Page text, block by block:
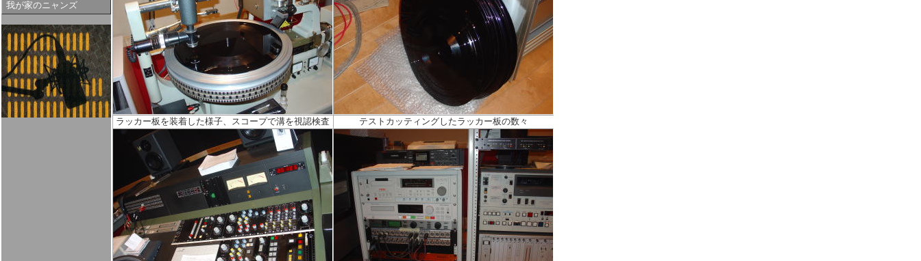
我が家のニャンズ
ラッカー板を装着した様子、スコープで溝を視認検査 テストカッティングしたラッカー板の数々